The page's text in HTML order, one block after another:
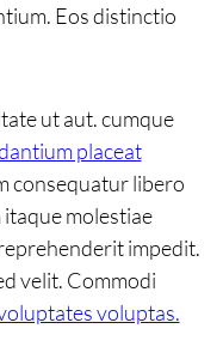
Eos distinctio
ut aut. cumque
placeat
consequatur libero
molestiae
impedit.
velit. Commodi
voluptas.